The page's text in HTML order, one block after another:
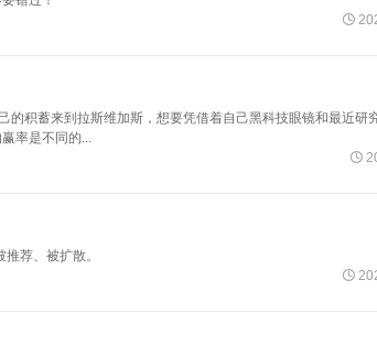

积蓄来到拉斯维加斯，想要凭借着自己黑科技眼镜和最近研
率是不同的...

荐、被扩散。
